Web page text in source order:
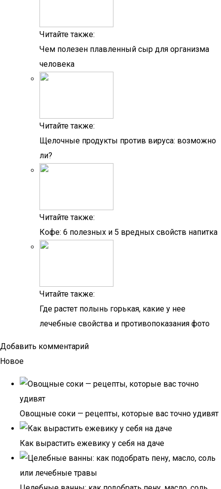
Читайте также:
Чем полезен плавленный сыр для организма
человека
Читайте также:
Щелочные продукты против вируса: возможно
ли?
Читайте также:
Кофе: 6 полезных и 5 вредных свойств напитка
Читайте также:
Где растет полынь горькая, какие у нее
лечебные свойства и противопоказания фото
Добавить комментарий
Новое
Овощные соки — рецепты, которые вас точно удивят
Как вырастить ежевику у себя на даче